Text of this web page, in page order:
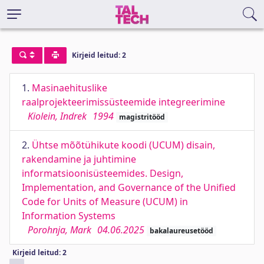
Kirjeid leitud: 2
1. Masinaehituslike
raalprojekteerimissüsteemide integreerimine
Kiolein, Indrek 1994 magistritööd
2. Ühtse mõõtühikute koodi (UCUM) disain,
rakendamine ja juhtimine
informatsioonisüsteemides. Design,
Implementation, and Governance of the Unified
Code for Units of Measure (UCUM) in
Information Systems
Porohnja, Mark 04.06.2025 bakalaureusetööd
Kirjeid leitud: 2